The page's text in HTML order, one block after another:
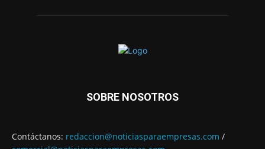
SOBRE NOSOTROS
Contáctanos: redaccion@noticiasparaempresas.com /